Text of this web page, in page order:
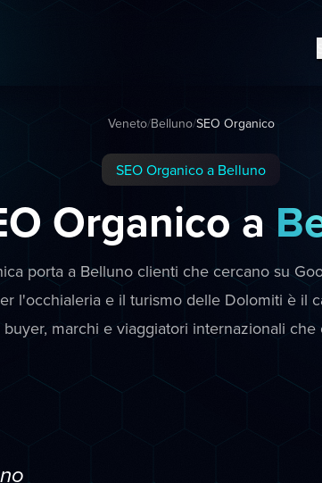
Veneto/Belluno/SEO Organico
SEO Organico a Belluno
Organico a
porta a Belluno clienti che cercano su
l'occhialeria e il turismo delle Dolomiti è il
marchi e viaggiatori internazionali